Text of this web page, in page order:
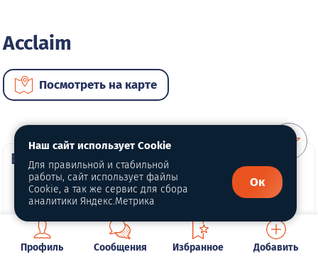
Acclaim
Посмотреть на карте
ВИП автомобили
Профиль Сообщения Избранное Добавить
Наш сайт использует Cookie
Для правильной и стабильной
работы, сайт использует файлы
Cookie, а так же сервис для сбора
аналитики Яндекс.Метрика
Ок